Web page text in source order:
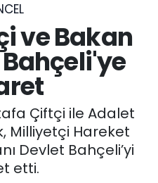
ve Bakan
Çiftçi ile Adalet
Milliyetçi Hareket
Devlet Bahçeli’yi
etti.
ve Fikstür